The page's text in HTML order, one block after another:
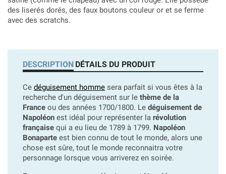
des liserés dorés, des faux boutons couleur or et se ferme
avec des scratchs.
DESCRIPTION DÉTAILS DU PRODUIT
Ce déguisement homme sera parfait si vous êtes à la
recherche d'un déguisement sur le thème de la
France ou des années 1700/1800. Le déguisement de
Napoléon est idéal pour représenter la révolution
française qui a eu lieu de 1789 à 1799. Napoléon
Bonaparte est bien connu de tout le monde, alors une
chose est sûre, tout le monde reconnaitra votre
personnage lorsque vous arriverez en soirée.